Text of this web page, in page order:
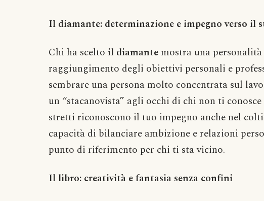
Il diamante: determinazione e impegno verso il
Chi ha scelto il diamante mostra una
raggiungimento degli obiettivi personali e
sembrare una persona molto concentrata sul
un “stacanovista” agli occhi di chi non ti
stretti riconoscono il tuo impegno anche nel
capacità di bilanciare ambizione e relazioni
punto di riferimento per chi ti sta vicino.
Il libro: creatività e fantasia senza confini